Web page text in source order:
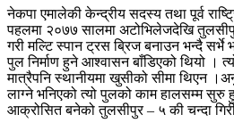
नेकपा एमालेकी केन्द्रीय सदस्य तथा पूर्व
पहलमा २०७७ सालमा अटोभिलेजदेखि
गरी मल्टि स्पान ट्रस ब्रिज बनाउन भन्दै
पुल निर्माण हुने आश्वासन बाँडिएको थियो ।
मात्रैपनि स्थानीयमा खुसीको सीमा थिएन
लाग्ने भनिएको त्यो पुलको काम हालसम्म सुरु
आक्रोसित बनेको तुलसीपुर – ५ की चन्दा